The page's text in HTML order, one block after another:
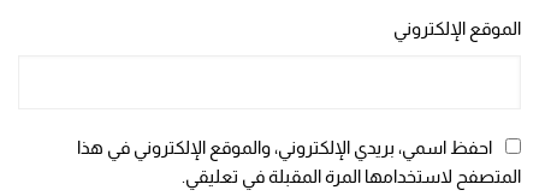
الموقع الإلكتروني
احفظ اسمي، بريدي الإلكتروني، والموقع الإلكتروني في هذا
المتصفح لاستخدامها المرة المقبلة في تعليقي.